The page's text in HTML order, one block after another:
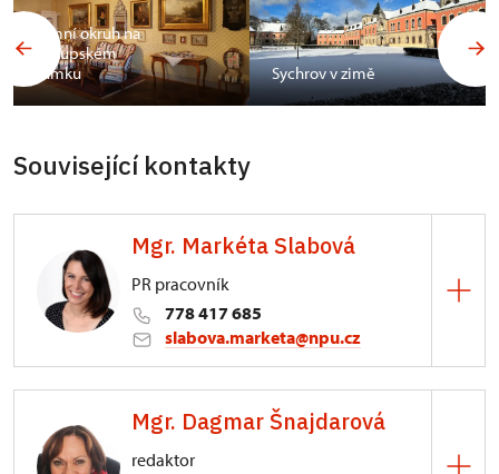
Zimní okruh na
Zákupském
zámku
Sychrov v zimě
Související kontakty
Mgr. Markéta Slabová
PR pracovník
778 417 685
slabova.marketa@npu.cz
Pražská 773/93, České Budějovice
Mgr. Dagmar Šnajdarová
redaktor